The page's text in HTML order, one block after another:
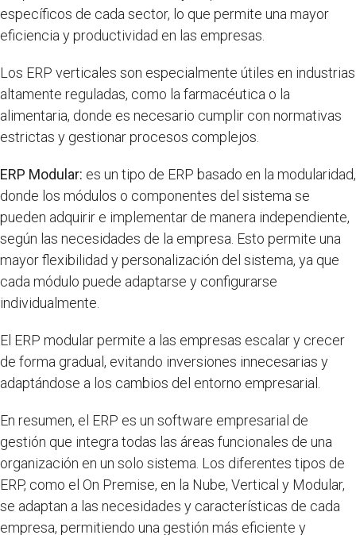
específicos de cada sector, lo que permite una mayor
eficiencia y productividad en las empresas.
Los ERP verticales son especialmente útiles en industrias
altamente reguladas, como la farmacéutica o la
alimentaria, donde es necesario cumplir con normativas
estrictas y gestionar procesos complejos.
ERP Modular: es un tipo de ERP basado en la modularidad,
donde los módulos o componentes del sistema se
pueden adquirir e implementar de manera independiente,
según las necesidades de la empresa. Esto permite una
mayor flexibilidad y personalización del sistema, ya que
cada módulo puede adaptarse y configurarse
individualmente.
El ERP modular permite a las empresas escalar y crecer
de forma gradual, evitando inversiones innecesarias y
adaptándose a los cambios del entorno empresarial.
En resumen, el ERP es un software empresarial de
gestión que integra todas las áreas funcionales de una
organización en un solo sistema. Los diferentes tipos de
ERP, como el On Premise, en la Nube, Vertical y Modular,
se adaptan a las necesidades y características de cada
empresa, permitiendo una gestión más eficiente y